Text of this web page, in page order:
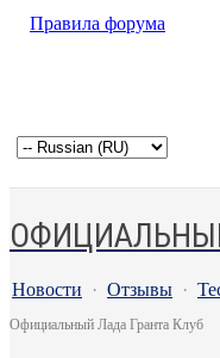
Правила форума
Новости · Отзывы ·
Официальный Лада Гранта Клуб